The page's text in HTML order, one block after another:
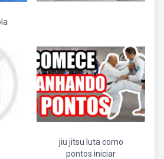
jiu jitsu luta como
pontos iniciar